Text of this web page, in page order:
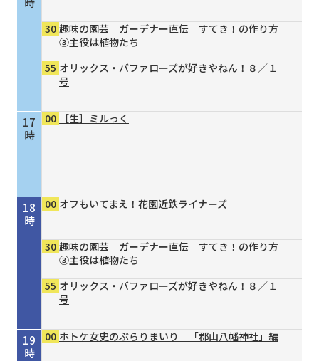
17
時
18
時
19
時
30 趣味の園芸 ガーデナー直伝 すてき！の作り方
③主役は植物たち
55 オリックス・バファローズが好きやねん！８／１
号
00 ［生］ミルっく
00 オフもいてまえ！花園近鉄ライナーズ
30 趣味の園芸 ガーデナー直伝 すてき！の作り方
③主役は植物たち
55 オリックス・バファローズが好きやねん！８／１
号
00 ホトケ女史のぶらりまいり 「郡山八幡神社」編